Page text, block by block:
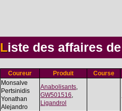
Liste des affaires
Coureur Produit
Course
Monsalve
Pertsinidis
Yonathan
Alejandro
Anabolisants
GW501516
Ligandrol